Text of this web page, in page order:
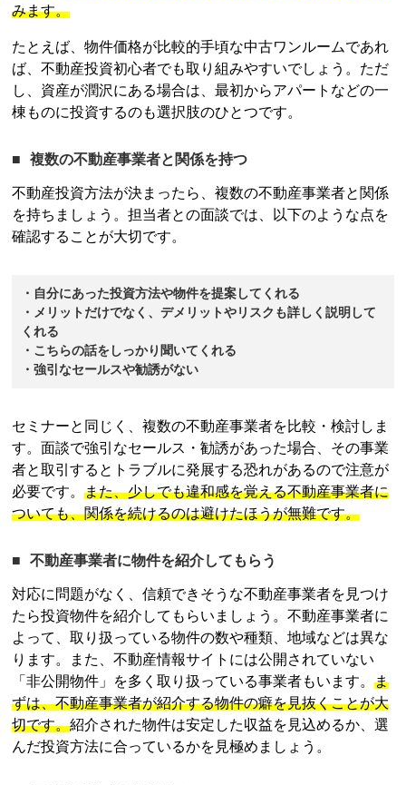
みます。
たとえば、物件価格が比較的手頃な中古ワンルームであれ
ば、不動産投資初心者でも取り組みやすいでしょう。ただ
し、資産が潤沢にある場合は、最初からアパートなどの一
棟ものに投資するのも選択肢のひとつです。
複数の不動産事業者と関係を持つ
不動産投資方法が決まったら、複数の不動産事業者と関係
を持ちましょう。担当者との面談では、以下のような点を
確認することが大切です。
・自分にあった投資方法や物件を提案してくれる
・メリットだけでなく、デメリットやリスクも詳しく説明して
くれる
・こちらの話をしっかり聞いてくれる
・強引なセールスや勧誘がない
セミナーと同じく、複数の不動産事業者を比較・検討しま
す。面談で強引なセールス・勧誘があった場合、その事業
者と取引するとトラブルに発展する恐れがあるので注意が
必要です。また、少しでも違和感を覚える不動産事業者に
ついても、関係を続けるのは避けたほうが無難です。
不動産事業者に物件を紹介してもらう
対応に問題がなく、信頼できそうな不動産事業者を見つけ
たら投資物件を紹介してもらいましょう。不動産事業者に
よって、取り扱っている物件の数や種類、地域などは異な
ります。また、不動産情報サイトには公開されていない
「非公開物件」を多く取り扱っている事業者もいます。ま
ずは、不動産事業者が紹介する物件の癖を見抜くことが大
切です。紹介された物件は安定した収益を見込めるか、選
んだ投資方法に合っているかを見極めましょう。